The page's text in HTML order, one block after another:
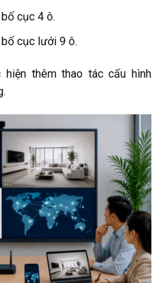
cục 4 ô.
cục lưới 9 ô.
thêm thao tác cấu hình